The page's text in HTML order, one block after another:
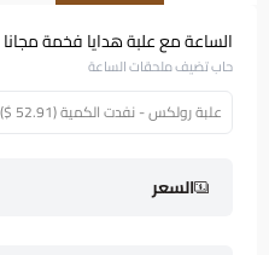
الساعة مع علبة هدايا فخمة مجانا
حاب تضيف ملحقات الساعة
علبة رولكس - نفدت الكمية (52.91 $)
السعر